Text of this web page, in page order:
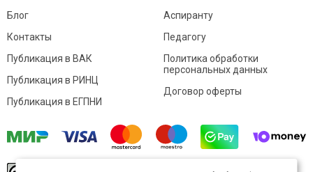
Блог
Контакты
Аспиранту
Педагогу
Публикация в ВАК
Публикация в РИНЦ
Публикация в ЕГПНИ
Политика обработки
персональных данных
Договор оферты